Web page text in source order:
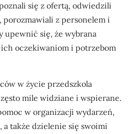
się z ofertą, odwiedzili
porozmawiali z personelem i
upewnić się, że wybrana
oczekiwaniom i potrzebom
w życie przedszkola
mile widziane i wspierane.
w organizacji wydarzeń,
a także dzielenie się swoimi